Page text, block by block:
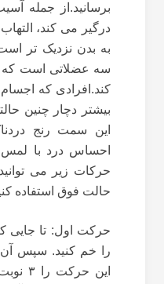
برسانید.از جمله
درگیر می کند،
به بدن نزدیک تر
سه عضلاتی است
کند.افرادی که
بیشتر دچار چنین
این سمت رنج
احساس درد با
حرکات زیر می
حالت فوق استفاده
حرکت اول: تا جایی
را خم کنید. سپس آن